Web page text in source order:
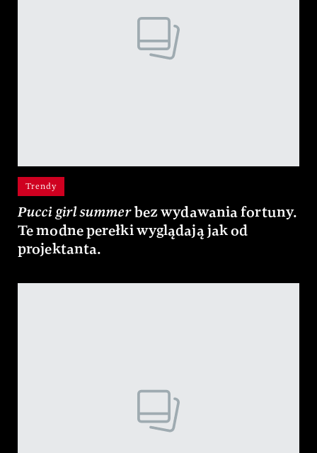
Trendy
Pucci girl summerbez wydawania fortuny.
Te modne perełki wyglądają jak od
projektanta.